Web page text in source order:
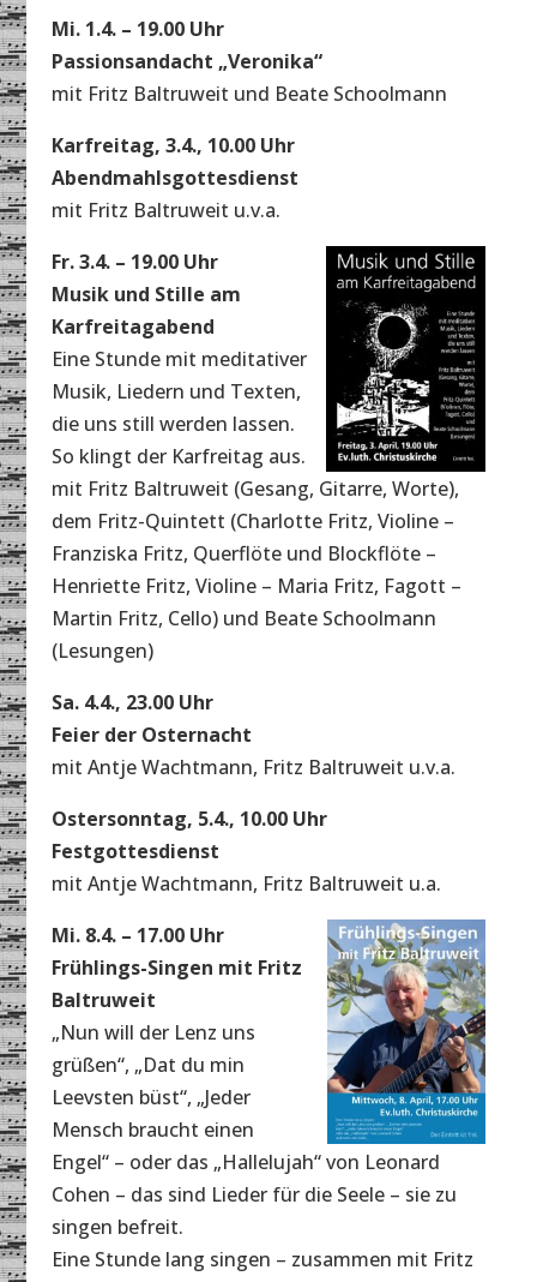
Mi. 1.4. – 19.00 Uhr
Passionsandacht „Veronika“
mit Fritz Baltruweit und Beate Schoolmann
Karfreitag, 3.4., 10.00 Uhr
Abendmahlsgottesdienst
mit Fritz Baltruweit u.v.a.
Fr. 3.4. – 19.00 Uhr
Musik und Stille am
Karfreitagabend
Eine Stunde mit meditativer
Musik, Liedern und Texten,
die uns still werden lassen.
So klingt der Karfreitag aus.
mit Fritz Baltruweit (Gesang, Gitarre, Worte),
dem Fritz-Quintett (Charlotte Fritz, Violine –
Franziska Fritz, Querflöte und Blockflöte –
Henriette Fritz, Violine – Maria Fritz, Fagott –
Martin Fritz, Cello) und Beate Schoolmann
(Lesungen)
Sa. 4.4., 23.00 Uhr
Feier der Osternacht
mit Antje Wachtmann, Fritz Baltruweit u.v.a.
Ostersonntag, 5.4., 10.00 Uhr
Festgottesdienst
mit Antje Wachtmann, Fritz Baltruweit u.a.
Mi. 8.4. – 17.00 Uhr
Frühlings-Singen mit Fritz
Baltruweit
„Nun will der Lenz uns
grüßen“, „Dat du min
Leevsten büst“, „Jeder
Mensch braucht einen
Engel“ – oder das „Hallelujah“ von Leonard
Cohen – das sind Lieder für die Seele – sie zu
singen befreit.
Eine Stunde lang singen – zusammen mit Fritz